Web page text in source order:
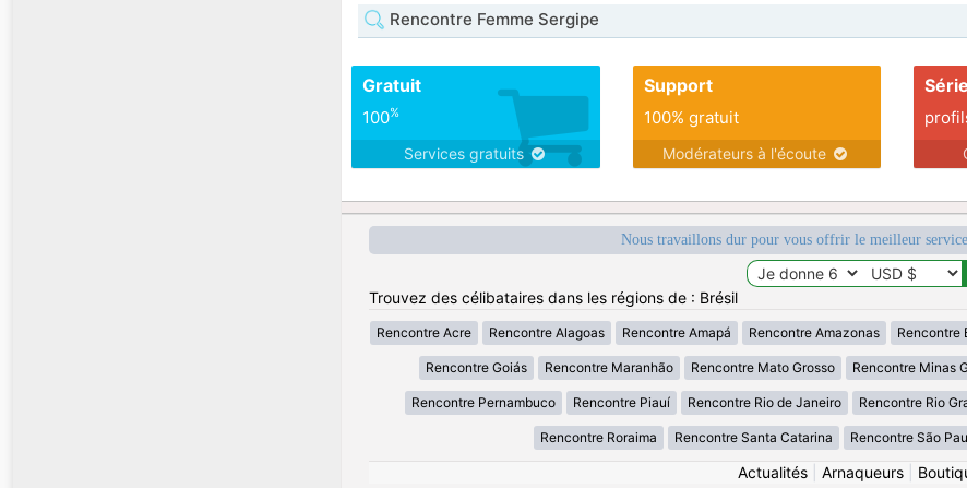
Rencontre Femme Sergipe
Gratuit
100%
Services gratuits
Support
100% gratuit
Modérateurs à l'écoute
Nous travaillons dur pour vous offrir le meilleur
Trouvez des célibataires dans les régions de : Brésil
Rencontre Acre Rencontre Alagoas Rencontre Amapá Rencontre Amazonas Rencontre
Rencontre Goiás Rencontre Maranhão Rencontre Mato Grosso Rencontre Minas
Rencontre Pernambuco Rencontre Piauí Rencontre Rio de Janeiro Rencontre Rio
Rencontre Roraima Rencontre Santa Catarina Rencontre São
Actualités| Arnaqueurs|